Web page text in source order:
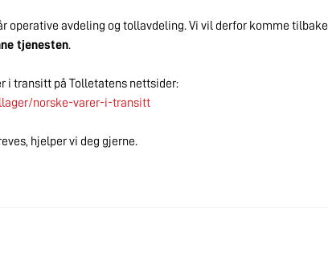
operative avdeling og tollavdeling. Vi vil derfor komme tilbake
tjenesten.
i transitt på Tolletatens nettsider:
norske-varer-i-transitt
hjelper vi deg gjerne.